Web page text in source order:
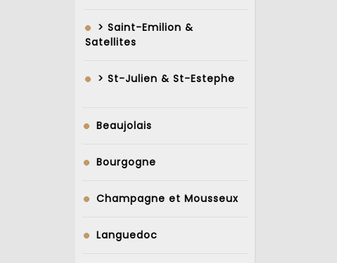
> Saint-Emilion &
Satellites
> St-Julien & St-Estephe
Beaujolais
Bourgogne
Champagne et Mousseux
Languedoc